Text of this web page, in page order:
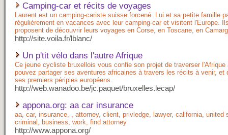
Camping-car et récits de voyages
Laurent est un camping-cariste suisse forcené. Lui et sa petite famille
régulièrement en vacances avec leur camping-car et visitent l'Europe.
proposent de découvrir leurs voyages en Corse, en Toscane, en
http://site.voila.fr/lblanc/
Un p'tit vélo dans l'autre Afrique
Ce jeune cycliste bruxellois vous confie son projet de traverser l'Afrique
pouvez partager ses aventures africaines à travers les récits à venir, et
ses premiers périples européens.
http://web.wanadoo.be/jc.paquet/bruxelles.lecap/
appona.org: aa car insurance
aa, car, insurance, , attorney, client, privledge, lawyer, california, united
criminal, business, work, find attorney
http://www.appona.org/